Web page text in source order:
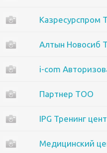
Казресурспром
Алтын Новосиб
i-com
Партнер ТОО
IPG Тренинг
Медицинский